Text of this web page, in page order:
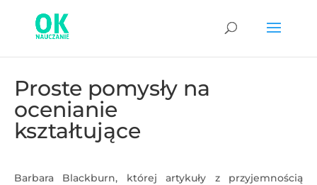
Proste pomysły na
ocenianie
kształtujące
Barbara Blackburn, której artykuły z przyjemnością